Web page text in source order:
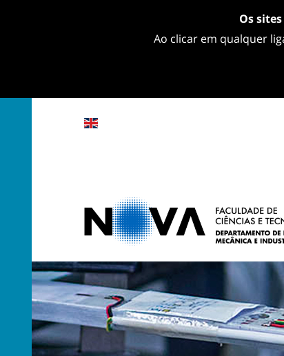
Os
Ao clicar em qualquer